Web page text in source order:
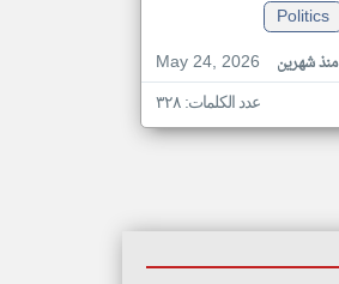
Politics
May 24, 2026
منذ شهرين
عدد الكلمات: ٣٢٨